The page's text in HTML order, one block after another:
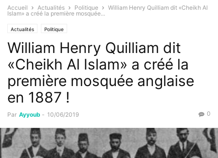
Accueil Actualités Politique
William Henry Quilliam dit «Cheikh Al
Islam» a créé la première mosquée...
Actualités Politique
William Henry Quilliam dit
«Cheikh Al Islam» a créé la
première mosquée anglaise
en 1887 !
Par Ayyoub - 10/06/2019 0